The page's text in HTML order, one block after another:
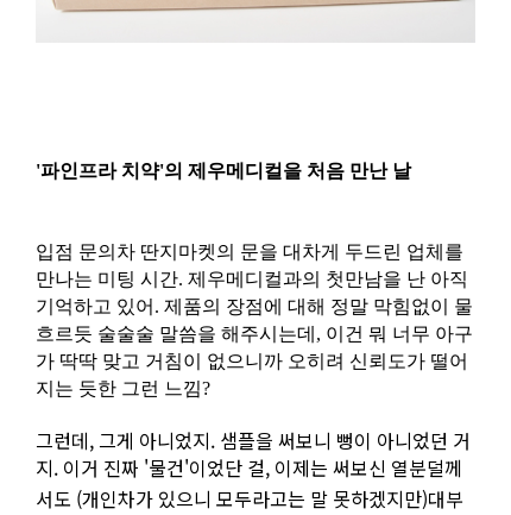
'파인프라 치약'의 제우메디컬을 처음 만난 날
입점 문의차 딴지마켓의 문을 대차게 두드린 업체를
만나는 미팅 시간. 제우메디컬과의 첫만남을 난 아직
기억하고 있어. 제품의 장점에 대해 정말 막힘없이 물
흐르듯 술술술 말씀을 해주시는데, 이건 뭐 너무 아구
가 딱딱 맞고 거침이 없으니까 오히려 신뢰도가 떨어
지는 듯한 그런 느낌?
그런데, 그게 아니었지. 샘플을 써보니 뻥이 아니었던 거
지. 이거 진짜 '물건'이었단 걸, 이제는 써보신 열분덜께
서도 (개인차가 있으니 모두라고는 말 못하겠지만)대부